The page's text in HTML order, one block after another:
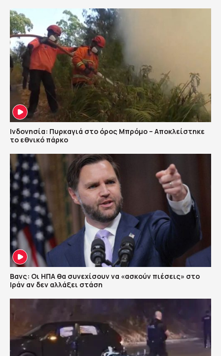
Ινδονησία: Πυρκαγιά στο όρος Μπρόμο – Αποκλείστηκε
το εθνικό πάρκο
Βανς: Οι ΗΠΑ θα συνεχίσουν να «ασκούν πιέσεις» στο
Ιράν αν δεν αλλάξει στάση